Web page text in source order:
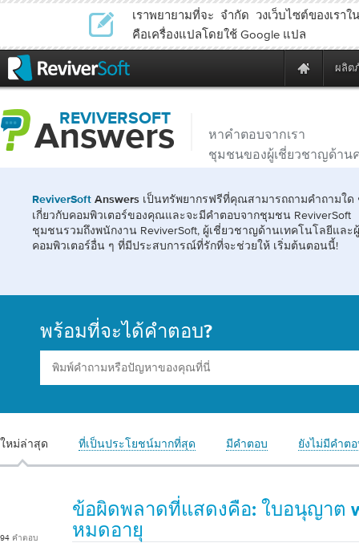
เราพยายามที่จะ จำกัด วงเว็บไซต์ของเร
คือเครื่องแปลโดยใช้ Google แปล
ผลิ
REVIVERSOFT
Answers
หาคำตอบจากเรา
ชุมชนของผู้เชี่ยวชาญด้าน
ReviverSoft Answers เป็นทรัพยากรฟรีที่คุณสามารถถามคำถามใด
เกี่ยวกับคอมพิวเตอร์ของคุณและจะมีคำตอบจากชุมชน ReviverSoft
ชุมชนรวมถึงพนักงาน ReviverSoft, ผู้เชี่ยวชาญด้านเทคโนโลยีและ
คอมพิวเตอร์อื่น ๆ ที่มีประสบการณ์ที่รักที่จะช่วยให้ เริ่มต้นตอนนี้!
พร้อมที่จะได้คำตอบ?
ใหม่ล่าสุด ที่เป็นประโยชน์มากที่สุด มีคำตอบ ยังไม่มีคำต
94 คำตอบ
ข้อผิดพลาดที่แสดงคือ: ใบอนุญาต
หมดอายุ